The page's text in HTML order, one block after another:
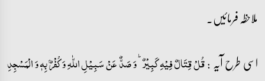
ملاحظہ فرمائیں۔
اسی طرح آیہ :قُلۡ قِتَالٌ فِیۡہِ کَبِیۡرٌ ؕ وَ صَدٌّ عَنۡ سَبِیۡلِ اللّٰہِ وَ کُفۡرٌۢ بِہٖ وَ الۡمَسۡجِدِ